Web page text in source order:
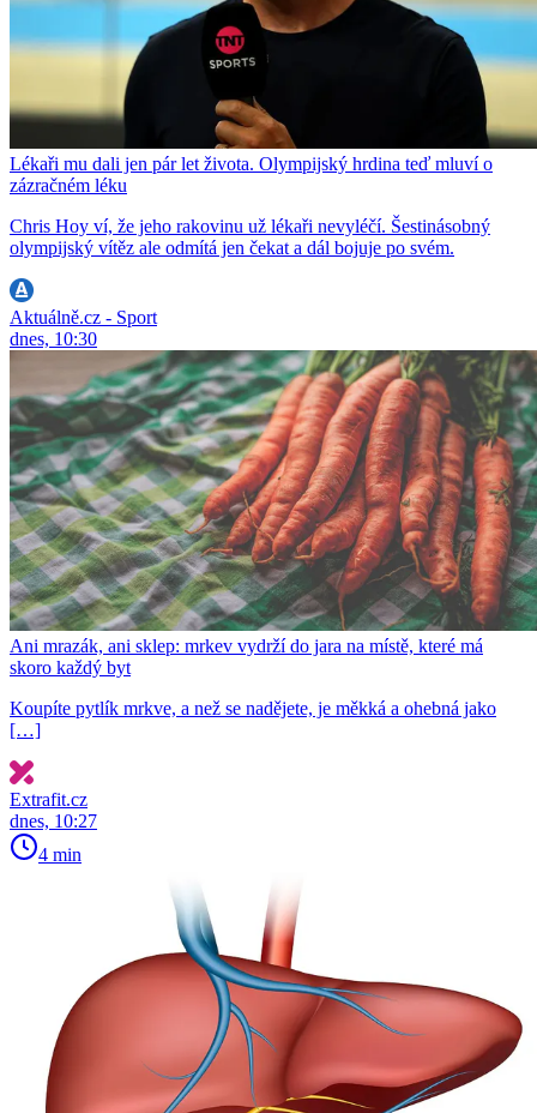
Lékaři mu dali jen pár let života. Olympijský hrdina teď mluví o
zázračném léku
Chris Hoy ví, že jeho rakovinu už lékaři nevyléčí. Šestinásobný
olympijský vítěz ale odmítá jen čekat a dál bojuje po svém.
Aktuálně.cz - Sport
dnes, 10:30
Ani mrazák, ani sklep: mrkev vydrží do jara na místě, které má
skoro každý byt
Koupíte pytlík mrkve, a než se nadějete, je měkká a ohebná jako
[…]
Extrafit.cz
dnes, 10:27
4 min